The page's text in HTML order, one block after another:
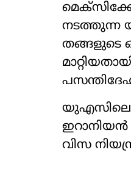
നടത്തുന്ന
തങ്ങളുടെ
യുഎസിലെ
ഇറാനിയൻ
വിസ